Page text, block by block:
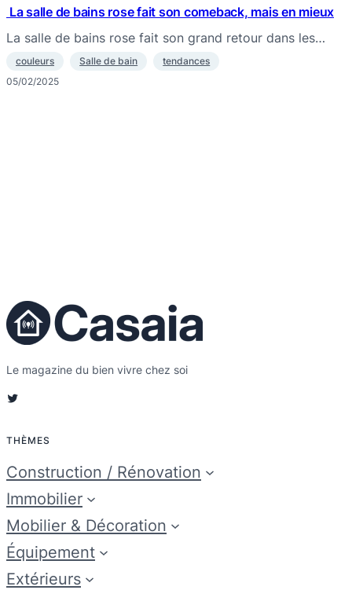
La salle de bains rose fait son comeback, mais en mieux
La salle de bains rose fait son grand retour dans les…
couleurs Salle de bain
tendances
05/02/2025
Le magazine du bien vivre chez soi
Twitter
THÈMES
Construction / Rénovation
Immobilier
Mobilier & Décoration
Équipement
Extérieurs